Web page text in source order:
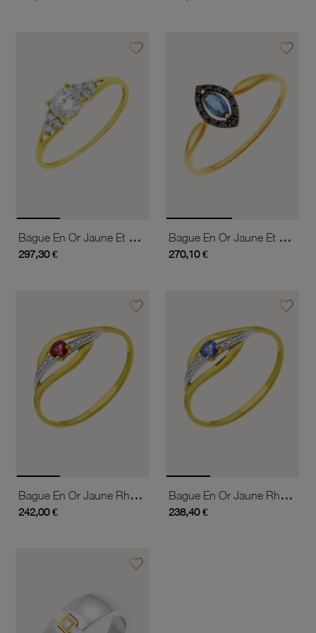
favorite_borderAjouter à vos favoris
Bague En Or Jaune Et Rhodié, Oxydes De Zirconium
297,30 €
favorite_borderAjouter
Bague En Or Jaune Et Rhodié, Saphir Et Spinelles
270,10 €
favorite_borderAjouter à vos favoris
Bague En Or Jaune Rhodié Et Rubis
242,00 €
favorite_borderAjouter
Bague En Or Jaune Rhodié Et Saphir
238,40 €
favorite_borderAjouter à vos favoris